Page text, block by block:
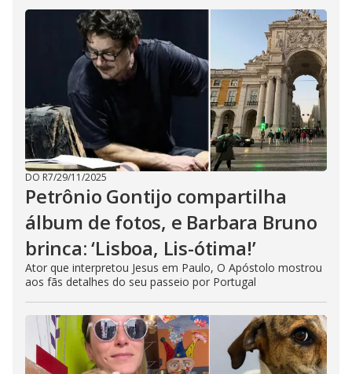
DO R7/29/11/2025
Petrônio Gontijo compartilha
álbum de fotos, e Barbara Bruno
brinca: ‘Lisboa, Lis-ótima!’
Ator que interpretou Jesus em Paulo, O Apóstolo mostrou
aos fãs detalhes do seu passeio por Portugal